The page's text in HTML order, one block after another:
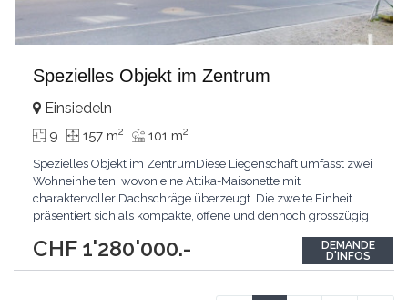
Spezielles Objekt im Zentrum
CHF 1'280'000.-
Einsiedeln
9 157 m2 101 m2
Spezielles Objekt im ZentrumDiese Liegenschaft umfasst zwei
Wohneinheiten, wovon eine Attika-Maisonette mit
charaktervoller Dachschräge überzeugt. Die zweite Einheit
präsentiert sich als kompakte, offene und dennoch grosszügig
oder im Rahmen einer Sanierung neu gestaltet werden. Ob als
Zweifamilienhaus, Generationenhaus oder als Basis für...
DEMANDE
D'INFOS